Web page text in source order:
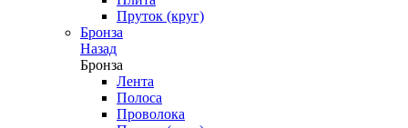
Пруток (круг)
Бронза
Назад
Бронза
Лента
Полоса
Проволока